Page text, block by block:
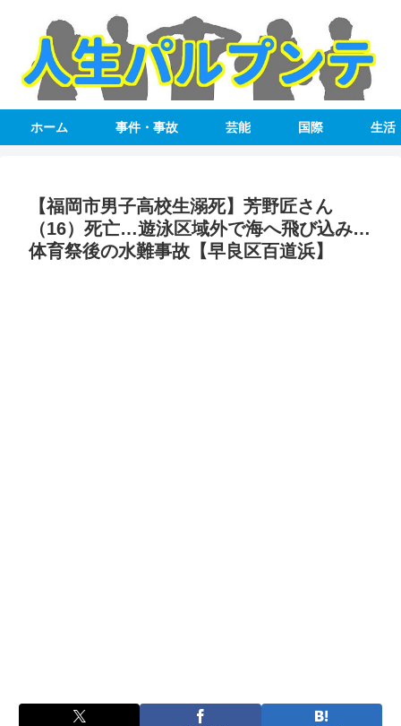
ホーム 事件・事故 芸能 国際 生活
【福岡市男子高校生溺死】芳野匠さん
（16）死亡…遊泳区域外で海へ飛び込み…
体育祭後の水難事故【早良区百道浜】